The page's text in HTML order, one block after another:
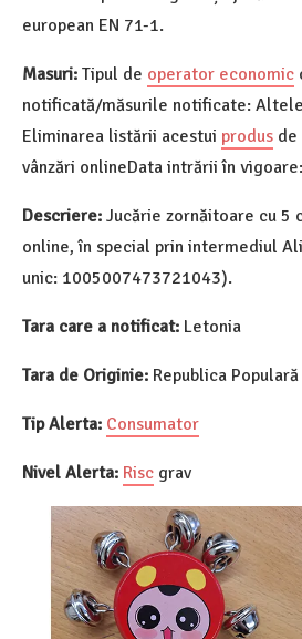
european EN 71-1.
Masuri: Tipul de operator economic
notificată/măsurile notificate:
Eliminarea listării acestui produs
vânzări onlineData intrării în
Descriere: Jucărie zornăitoare cu 5
online, în special prin intermediul
unic: 1005007473721043).
Tara care a notificat: Letonia
Tara de Originie: Republica
Tip Alerta: Consumator
Nivel Alerta: Risc grav